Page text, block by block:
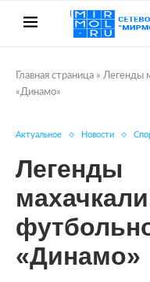
Главная страница » Легенды
«Динамо»
Актуальное Новости
Легенды
«Динамо»